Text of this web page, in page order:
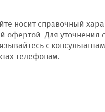
носит справочный
офертой. Для уточнения
с
телефонам.